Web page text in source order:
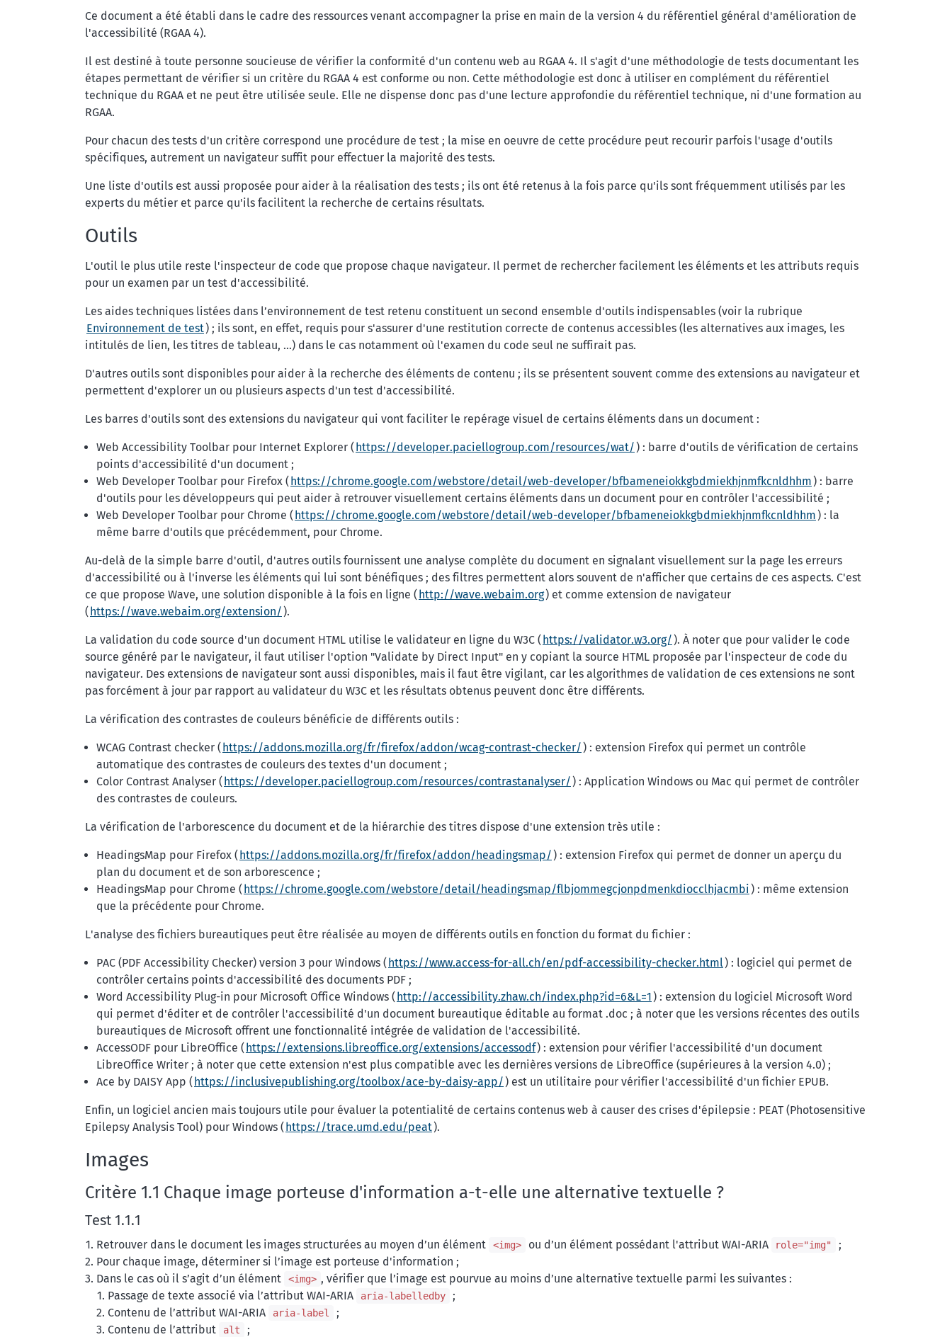
Ce document a été établi dans le cadre des ressources venant accompagner la prise en main de la version 4 du référentiel général d'amélioration de
l'accessibilité (RGAA 4).
Il est destiné à toute personne soucieuse de vérifier la conformité d'un contenu web au RGAA 4. Il s'agit d'une méthodologie de tests documentant les
étapes permettant de vérifier si un critère du RGAA 4 est conforme ou non. Cette méthodologie est donc à utiliser en complément du référentiel
technique du RGAA et ne peut être utilisée seule. Elle ne dispense donc pas d'une lecture approfondie du référentiel technique, ni d'une formation au
RGAA.
Pour chacun des tests d'un critère correspond une procédure de test ; la mise en oeuvre de cette procédure peut recourir parfois l'usage d'outils
spécifiques, autrement un navigateur suffit pour effectuer la majorité des tests.
Une liste d'outils est aussi proposée pour aider à la réalisation des tests ; ils ont été retenus à la fois parce qu'ils sont fréquemment utilisés par les
experts du métier et parce qu'ils facilitent la recherche de certains résultats.
Outils
L'outil le plus utile reste l'inspecteur de code que propose chaque navigateur. Il permet de rechercher facilement les éléments et les attributs requis
pour un examen par un test d'accessibilité.
Les aides techniques listées dans l’environnement de test retenu constituent un second ensemble d'outils indispensables (voir la rubrique
Environnement de test) ; ils sont, en effet, requis pour s'assurer d'une restitution correcte de contenus accessibles (les alternatives aux images, les
intitulés de lien, les titres de tableau, ...) dans le cas notamment où l'examen du code seul ne suffirait pas.
D'autres outils sont disponibles pour aider à la recherche des éléments de contenu ; ils se présentent souvent comme des extensions au navigateur et
permettent d'explorer un ou plusieurs aspects d'un test d'accessibilité.
Les barres d'outils sont des extensions du navigateur qui vont faciliter le repérage visuel de certains éléments dans un document :
Web Accessibility Toolbar pour Internet Explorer (https://developer.paciellogroup.com/resources/wat/) : barre d'outils de vérification de certains
points d'accessibilité d'un document ;
Web Developer Toolbar pour Firefox (https://chrome.google.com/webstore/detail/web-developer/bfbameneiokkgbdmiekhjnmfkcnldhhm) : barre
d'outils pour les développeurs qui peut aider à retrouver visuellement certains éléments dans un document pour en contrôler l'accessibilité ;
Web Developer Toolbar pour Chrome (https://chrome.google.com/webstore/detail/web-developer/bfbameneiokkgbdmiekhjnmfkcnldhhm) : la
même barre d'outils que précédemment, pour Chrome.
Au-delà de la simple barre d'outil, d'autres outils fournissent une analyse complète du document en signalant visuellement sur la page les erreurs
d'accessibilité ou à l'inverse les éléments qui lui sont bénéfiques ; des filtres permettent alors souvent de n'afficher que certains de ces aspects. C'est
ce que propose Wave, une solution disponible à la fois en ligne (http://wave.webaim.org) et comme extension de navigateur
(https://wave.webaim.org/extension/).
La validation du code source d'un document HTML utilise le validateur en ligne du W3C (https://validator.w3.org/). À noter que pour valider le code
source généré par le navigateur, il faut utiliser l'option "Validate by Direct Input" en y copiant la source HTML proposée par l'inspecteur de code du
navigateur. Des extensions de navigateur sont aussi disponibles, mais il faut être vigilant, car les algorithmes de validation de ces extensions ne sont
pas forcément à jour par rapport au validateur du W3C et les résultats obtenus peuvent donc être différents.
La vérification des contrastes de couleurs bénéficie de différents outils :
WCAG Contrast checker (https://addons.mozilla.org/fr/firefox/addon/wcag-contrast-checker/) : extension Firefox qui permet un contrôle
automatique des contrastes de couleurs des textes d'un document ;
Color Contrast Analyser (https://developer.paciellogroup.com/resources/contrastanalyser/) : Application Windows ou Mac qui permet de contrôler
des contrastes de couleurs.
La vérification de l'arborescence du document et de la hiérarchie des titres dispose d'une extension très utile :
HeadingsMap pour Firefox (https://addons.mozilla.org/fr/firefox/addon/headingsmap/) : extension Firefox qui permet de donner un aperçu du
plan du document et de son arborescence ;
HeadingsMap pour Chrome (https://chrome.google.com/webstore/detail/headingsmap/flbjommegcjonpdmenkdiocclhjacmbi) : même extension
que la précédente pour Chrome.
L'analyse des fichiers bureautiques peut être réalisée au moyen de différents outils en fonction du format du fichier :
PAC (PDF Accessibility Checker) version 3 pour Windows (https://www.access-for-all.ch/en/pdf-accessibility-checker.html) : logiciel qui permet de
contrôler certains points d'accessibilité des documents PDF ;
Word Accessibility Plug-in pour Microsoft Office Windows (http://accessibility.zhaw.ch/index.php?id=6&L=1) : extension du logiciel Microsoft Word
qui permet d'éditer et de contrôler l'accessibilité d'un document bureautique éditable au format .doc ; à noter que les versions récentes des outils
bureautiques de Microsoft offrent une fonctionnalité intégrée de validation de l'accessibilité.
AccessODF pour LibreOffice (https://extensions.libreoffice.org/extensions/accessodf) : extension pour vérifier l'accessibilité d'un document
LibreOffice Writer ; à noter que cette extension n'est plus compatible avec les dernières versions de LibreOffice (supérieures à la version 4.0) ;
Ace by DAISY App (https://inclusivepublishing.org/toolbox/ace-by-daisy-app/) est un utilitaire pour vérifier l'accessibilité d'un fichier EPUB.
Enfin, un logiciel ancien mais toujours utile pour évaluer la potentialité de certains contenus web à causer des crises d'épilepsie : PEAT (Photosensitive
Epilepsy Analysis Tool) pour Windows (https://trace.umd.edu/peat).
Images
Critère 1.1 Chaque image porteuse d'information a-t-elle une alternative textuelle ?
Test 1.1.1
Retrouver dans le document les images structurées au moyen d’un élément <img> ou d’un élément possédant l'attribut WAI-ARIA role="img"
;
Pour chaque image, déterminer si l’image est porteuse d'information ;
Dans le cas où il s’agit d’un élément
<img> , vérifier que l’image est pourvue au moins d’une alternative textuelle parmi les suivantes :
Passage de texte associé via l’attribut WAI-ARIA
aria-labelledby
;
Contenu de l’attribut WAI-ARIA
aria-label
;
Contenu de l’attribut
alt
;